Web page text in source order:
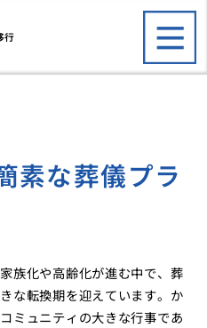
行
素な葬儀プラ
族化や高齢化が進む中で、葬
な転換期を迎えています。か
ミュニティの大きな行事であ